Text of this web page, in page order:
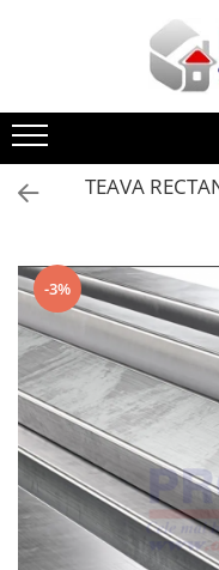
Toate Produsele
Materiale pentru
Ciment și adezivi
Adezivi
Ciment, Mortar, Tinci,
Glet, Ipsos
Tencuieli
Cuie și sârmă
Cuie construcții
Sârmă ghimpată
Sârmă laminată (tip
Sârmă neagră
Sârmă zincată
Elemente de placare
TEAVA
-3%